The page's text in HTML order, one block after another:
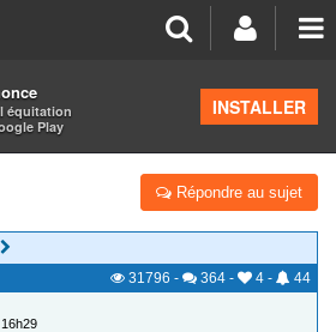
équitation
Play
INSTALLER
DADID - SECRET FANTASY
Répondre au sujet
31796 - 364 - 4 -
44